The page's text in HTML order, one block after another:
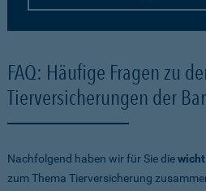
FAQ: Häufige Fragen zu
Tierversicherungen der
Nachfolgend haben wir für Sie die
zum Thema Tierversicherung